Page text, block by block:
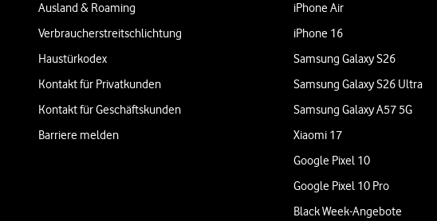
Ausland & Roaming
Verbraucherstreitschlichtung
Haustürkodex
Kontakt für Privatkunden
Kontakt für Geschäftskunden
Barriere melden
iPhone Air
iPhone 16
Samsung Galaxy S26
Samsung Galaxy S26 Ultra
Samsung Galaxy A57 5G
Xiaomi 17
Google Pixel 10
Google Pixel 10 Pro
Black Week-Angebote